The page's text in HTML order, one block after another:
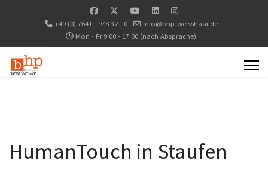
+49 (0) 7641 - 978 32 - 0
info@bhp-weisshaar.de
Mon - Fr 9:00 - 17:00 (nach Absprache)
HumanTouch in Staufen